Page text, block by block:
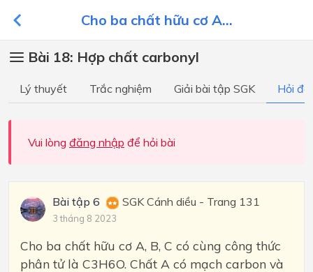
Cho ba chất hữu cơ A...
Bài 18: Hợp chất carbonyl
Lý thuyết Trắc nghiệm Giải bài tập SGK Hỏi
Vui lòng đăng nhập để hỏi bài
Bài tập 6 SGK Cánh diều - Trang 131
3 tháng 8 2023
Cho ba chất hữu cơ A, B, C có cùng công thức
phân tử là C3H6O. Chất A có mạch carbon và